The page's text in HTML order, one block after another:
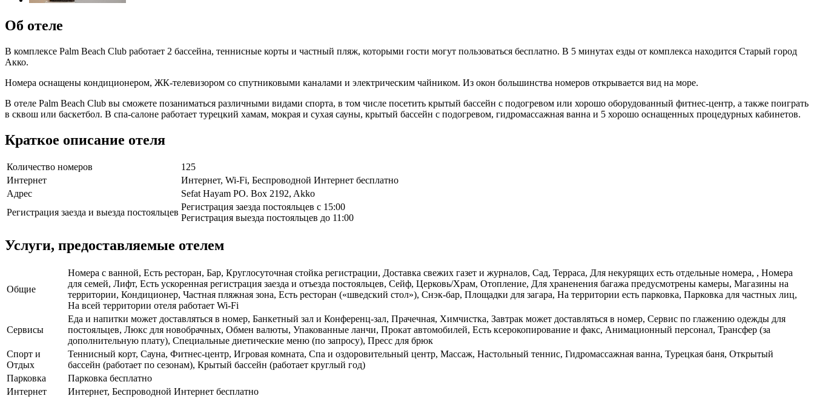
Об отеле
В комплексе Palm Beach Club работает 2 бассейна, теннисные корты и частный пляж, которыми гости могут пользоваться бесплатно. В 5 минутах езды от комплекса находится Старый город
Акко.
Номера оснащены кондиционером, ЖК-телевизором со спутниковыми каналами и электрическим чайником. Из окон большинства номеров открывается вид на море.
В отеле Palm Beach Club вы сможете позаниматься различными видами спорта, в том числе посетить крытый бассейн с подогревом или хорошо оборудованный фитнес-центр, а также поиграть
в сквош или баскетбол. В спа-салоне работает турецкий хамам, мокрая и сухая сауны, крытый бассейн с подогревом, гидромассажная ванна и 5 хорошо оснащенных процедурных кабинетов.
Краткое описание отеля
Количество номеров
125
Интернет
Интернет, Wi-Fi, Беспроводной Интернет бесплатно
Адрес
Sefat Hayam PO. Box 2192, Akko
Регистрация заезда и выезда постояльцев
Регистрация заезда постояльцев с 15:00
Регистрация выезда постояльцев до 11:00
Услуги, предоставляемые отелем
Общие
Номера с ванной, Есть ресторан, Бар, Круглосуточная стойка регистрации, Доставка свежих газет и журналов, Сад, Терраса, Для некурящих есть отдельные номера, , Номера
для семей, Лифт, Есть ускоренная регистрация заезда и отъезда постояльцев, Сейф, Церковь/Храм, Отопление, Для храненения багажа предусмотрены камеры, Магазины на
территории, Кондиционер, Частная пляжная зона, Есть ресторан («шведский стол»), Снэк-бар, Площадки для загара, На территории есть парковка, Парковка для частных лиц,
На всей территории отеля работает Wi-Fi
Сервисы
Еда и напитки может доставляться в номер, Банкетный зал и Конференц-зал, Прачечная, Химчистка, Завтрак может доставляться в номер, Сервис по глажению одежды для
постояльцев, Люкс для новобрачных, Обмен валюты, Упакованные ланчи, Прокат автомобилей, Есть ксерокопирование и факс, Анимационный персонал, Трансфер (за
дополнительную плату), Специальные диетические меню (по запросу), Пресс для брюк
Спорт и
Отдых
Теннисный корт, Сауна, Фитнес-центр, Игровая комната, Спа и оздоровительный центр, Массаж, Настольный теннис, Гидромассажная ванна, Турецкая баня, Открытый
бассейн (работает по сезонам), Крытый бассейн (работает круглый год)
Парковка
Парковка бесплатно
Интернет
Интернет, Беспроводной Интернет бесплатно